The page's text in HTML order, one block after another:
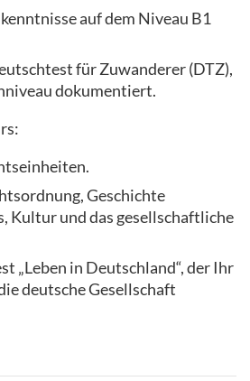
auf dem Niveau B1
für Zuwanderer (DTZ),
dokumentiert.
Geschichte
Kultur und das gesellschaftliche
„Leben in Deutschland“, der Ihr
deutsche Gesellschaft